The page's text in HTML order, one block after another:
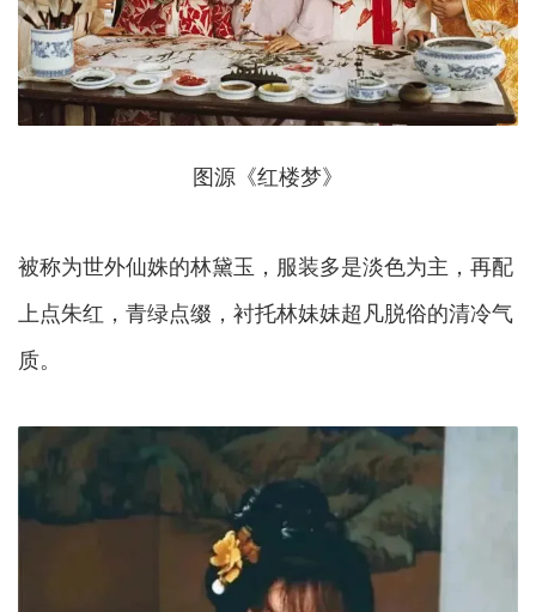
图源《红楼梦》
被称为世外仙姝的林黛玉，服装多是淡色为主，再配
上点朱红，青绿点缀，衬托林妹妹超凡脱俗的清冷气
质。